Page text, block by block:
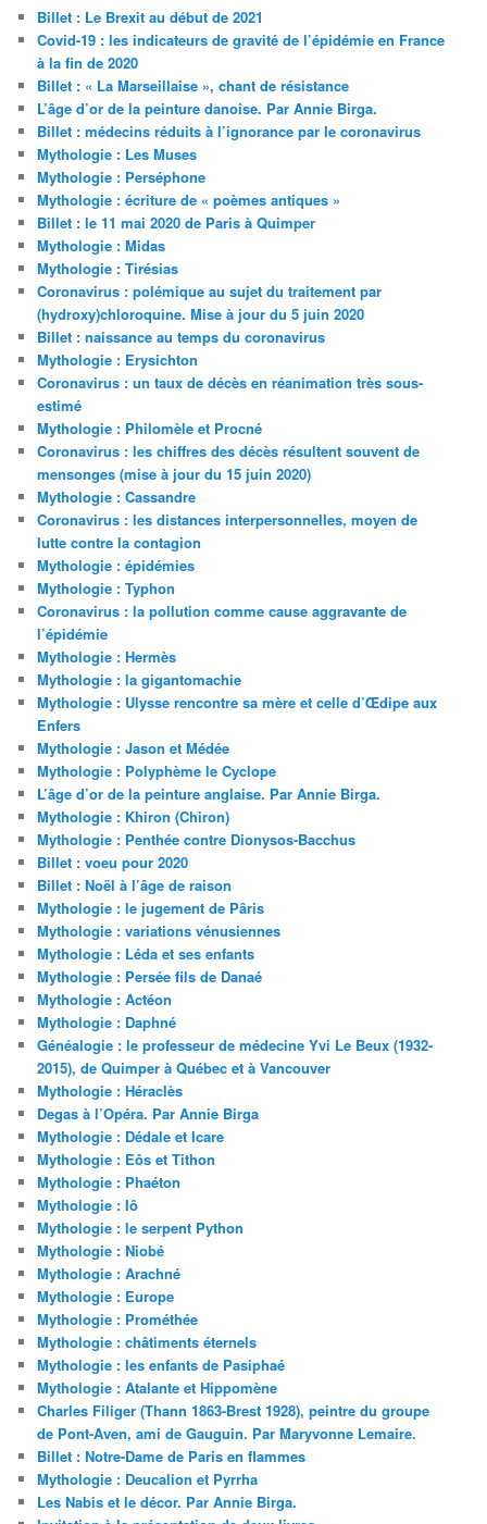
Billet : Le Brexit au début de 2021
Covid-19 : les indicateurs de gravité de l’épidémie en France
à la fin de 2020
Billet : « La Marseillaise », chant de résistance
L’âge d’or de la peinture danoise. Par Annie Birga.
Billet : médecins réduits à l’ignorance par le coronavirus
Mythologie : Les Muses
Mythologie : Perséphone
Mythologie : écriture de « poèmes antiques »
Billet : le 11 mai 2020 de Paris à Quimper
Mythologie : Midas
Mythologie : Tirésias
Coronavirus : polémique au sujet du traitement par
(hydroxy)chloroquine. Mise à jour du 5 juin 2020
Billet : naissance au temps du coronavirus
Mythologie : Erysichton
Coronavirus : un taux de décès en réanimation très sous-
estimé
Mythologie : Philomèle et Procné
Coronavirus : les chiffres des décès résultent souvent de
mensonges (mise à jour du 15 juin 2020)
Mythologie : Cassandre
Coronavirus : les distances interpersonnelles, moyen de
lutte contre la contagion
Mythologie : épidémies
Mythologie : Typhon
Coronavirus : la pollution comme cause aggravante de
l’épidémie
Mythologie : Hermès
Mythologie : la gigantomachie
Mythologie : Ulysse rencontre sa mère et celle d’Œdipe aux
Enfers
Mythologie : Jason et Médée
Mythologie : Polyphème le Cyclope
L’âge d’or de la peinture anglaise. Par Annie Birga.
Mythologie : Khiron (Chiron)
Mythologie : Penthée contre Dionysos-Bacchus
Billet : voeu pour 2020
Billet : Noël à l’âge de raison
Mythologie : le jugement de Pâris
Mythologie : variations vénusiennes
Mythologie : Léda et ses enfants
Mythologie : Persée fils de Danaé
Mythologie : Actéon
Mythologie : Daphné
Généalogie : le professeur de médecine Yvi Le Beux (1932-
2015), de Quimper à Québec et à Vancouver
Mythologie : Héraclès
Degas à l’Opéra. Par Annie Birga
Mythologie : Dédale et Icare
Mythologie : Eôs et Tithon
Mythologie : Phaéton
Mythologie : Iô
Mythologie : le serpent Python
Mythologie : Niobé
Mythologie : Arachné
Mythologie : Europe
Mythologie : Prométhée
Mythologie : châtiments éternels
Mythologie : les enfants de Pasiphaé
Mythologie : Atalante et Hippomène
Charles Filiger (Thann 1863-Brest 1928), peintre du groupe
de Pont-Aven, ami de Gauguin. Par Maryvonne Lemaire.
Billet : Notre-Dame de Paris en flammes
Mythologie : Deucalion et Pyrrha
Les Nabis et le décor. Par Annie Birga.